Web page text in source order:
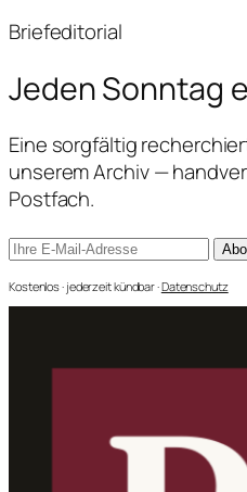
Briefeditorial
Jeden Sonntag
Eine sorgfältig
unserem Archiv —
Postfach.
Kostenlos · jederzeit kündbar ·Datenschutz